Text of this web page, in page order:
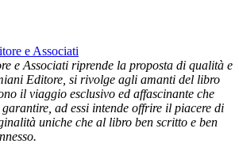
e Associati riprende la proposta di qualità e
Editore, si rivolge agli amanti del libro
il viaggio esclusivo ed affascinante che
ad essi intende offrire il piacere di
uniche che al libro ben scritto e ben